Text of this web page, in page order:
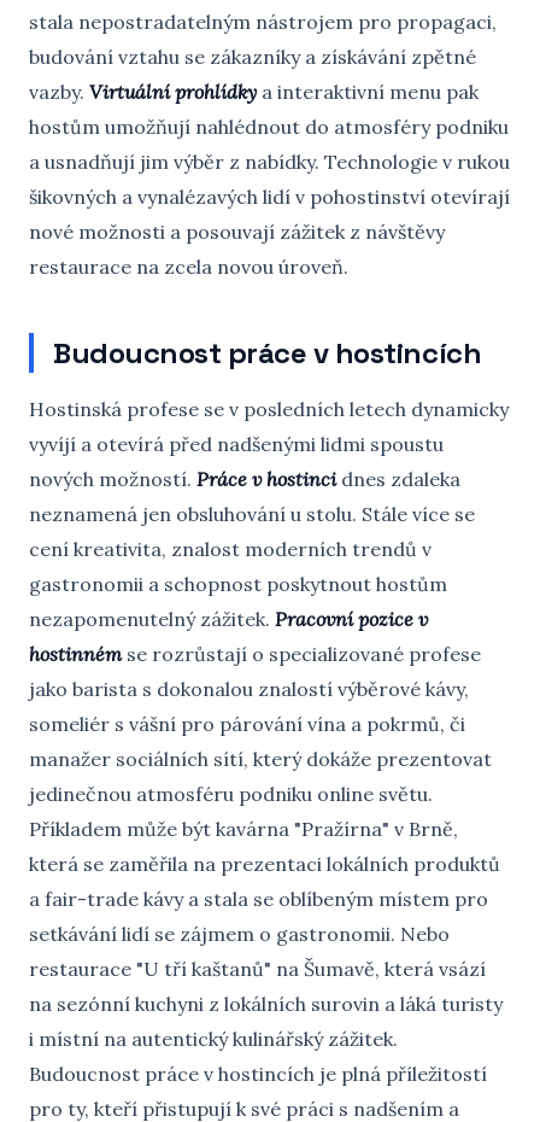
stala nepostradatelným nástrojem pro propagaci,
budování vztahu se zákazníky a získávání zpětné
vazby. Virtuální prohlídky a interaktivní menu pak
hostům umožňují nahlédnout do atmosféry podniku
a usnadňují jim výběr z nabídky. Technologie v rukou
šikovných a vynalézavých lidí v pohostinství otevírají
nové možnosti a posouvají zážitek z návštěvy
restaurace na zcela novou úroveň.
Budoucnost práce v hostincích
Hostinská profese se v posledních letech dynamicky
vyvíjí a otevírá před nadšenými lidmi spoustu
nových možností. Práce v hostincidnes zdaleka
neznamená jen obsluhování u stolu. Stále více se
cení kreativita, znalost moderních trendů v
gastronomii a schopnost poskytnout hostům
nezapomenutelný zážitek. Pracovní pozice v
hostinnémse rozrůstají o specializované profese
jako barista s dokonalou znalostí výběrové kávy,
someliér s vášní pro párování vína a pokrmů, či
manažer sociálních sítí, který dokáže prezentovat
jedinečnou atmosféru podniku online světu.
Příkladem může být kavárna "Pražírna" v Brně,
která se zaměřila na prezentaci lokálních produktů
a fair-trade kávy a stala se oblíbeným místem pro
setkávání lidí se zájmem o gastronomii. Nebo
restaurace "U tří kaštanů" na Šumavě, která vsází
na sezónní kuchyni z lokálních surovin a láká turisty
i místní na autentický kulinářský zážitek.
Budoucnost práce v hostincích je plná příležitostí
pro ty, kteří přistupují k své práci s nadšením a